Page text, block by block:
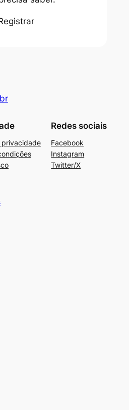
privacidade
Redes sociais
Facebook
Instagram
Twitter/X